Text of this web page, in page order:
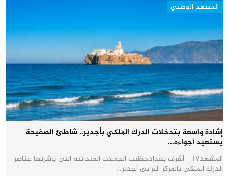
المشهد الوطني
إشادة واسعة بتدخلات الدرك الملكي بأجدير.. شاطئ الصفيحة
يستعيد أجواءه…
المشهدTV - أشرف بغدادحظيت الحملات الميدانية التي باشرتها عناصر
الدرك الملكي بالمركز الترابي أجدير…